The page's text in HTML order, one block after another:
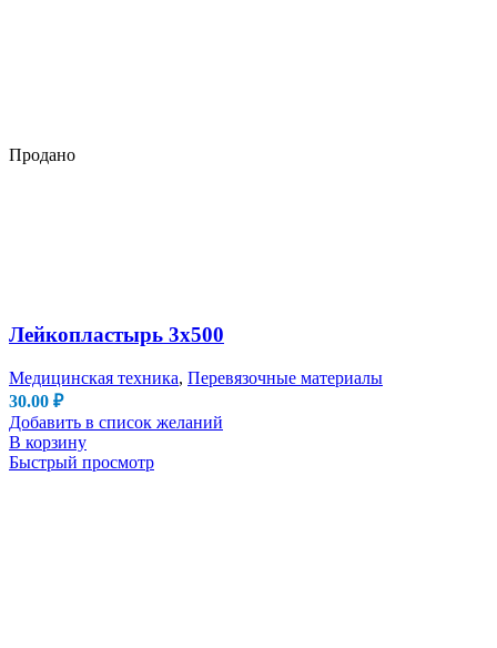
Продано
Лейкопластырь 3х500
Медицинская техника, Перевязочные материалы
30.00 ₽
Добавить в список желаний
В корзину
Быстрый просмотр